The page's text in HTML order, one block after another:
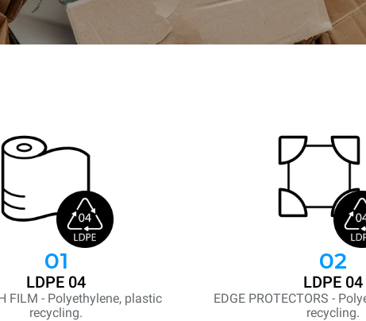
01
LDPE 04
FILM - Polyethylene, plastic
recycling.
02
LDPE 04
EDGE PROTECTORS -
recycling.